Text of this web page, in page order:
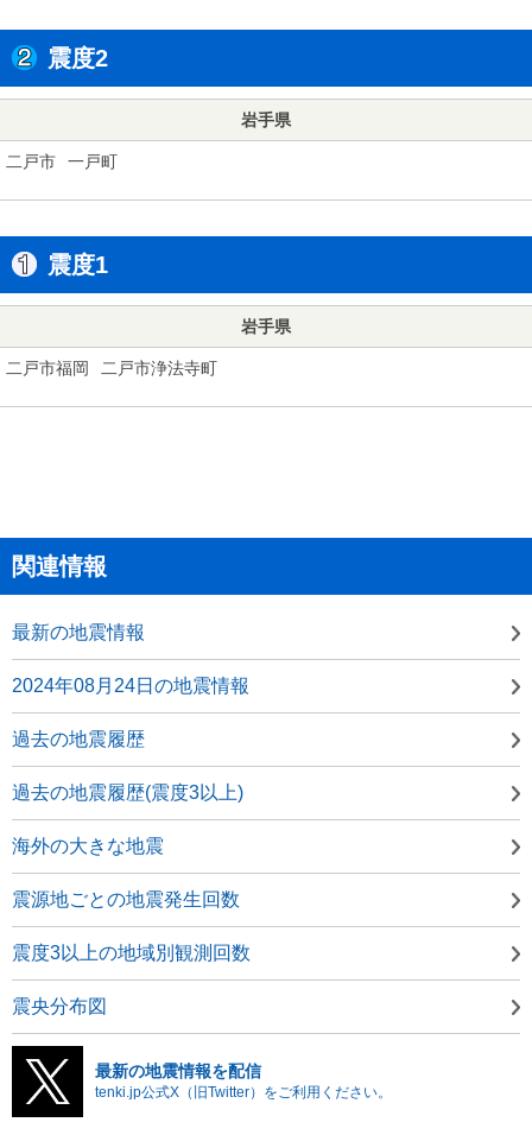
震度2
岩手県
二戸市 一戸町
震度1
岩手県
二戸市福岡 二戸市浄法寺町
関連情報
最新の地震情報
2024年08月24日の地震情報
過去の地震履歴
過去の地震履歴(震度3以上)
海外の大きな地震
震源地ごとの地震発生回数
震度3以上の地域別観測回数
震央分布図
最新の地震情報を配信
tenki.jp公式X（旧Twitter）をご利用ください。